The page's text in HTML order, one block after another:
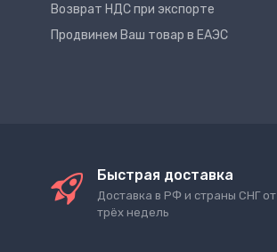
Возврат НДС при экспорте
Продвинем Ваш товар в ЕАЭС
Быстрая доставка
Доставка в РФ и страны СНГ от
трёх недель